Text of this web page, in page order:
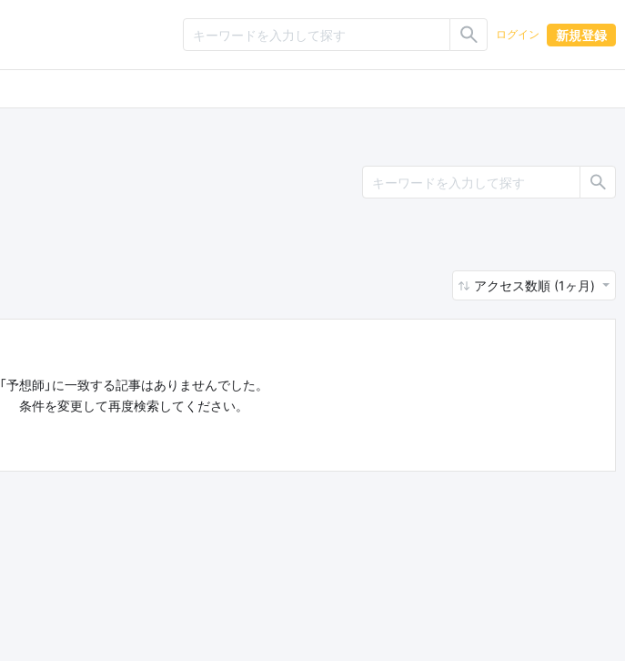
ログイン 新規登録
アクセス数順 (1ヶ月)
「予想師」に一致する記事はありませんでした。
条件を変更して再度検索してください。